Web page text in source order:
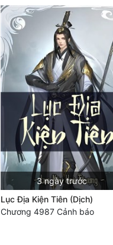
3 ngày trước
Lục Địa Kiện Tiên (Dịch)
Chương 4987 Cảnh báo